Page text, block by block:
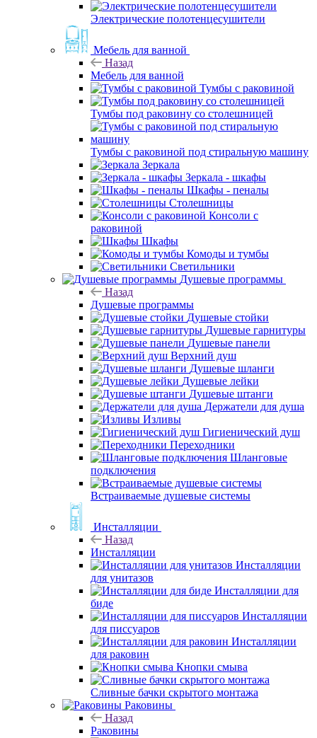
Электрические полотенцесушители
Мебель для ванной
Назад
Мебель для ванной
Тумбы с раковиной
Тумбы под раковину со столешницей
Тумбы с раковиной под стиральную машину
Зеркала
Зеркала - шкафы
Шкафы - пеналы
Столешницы
Консоли с
раковиной
Шкафы
Комоды и тумбы
Светильники
Душевые программы
Назад
Душевые программы
Душевые стойки
Душевые гарнитуры
Душевые панели
Верхний душ
Душевые шланги
Душевые лейки
Душевые штанги
Держатели для душа
Изливы
Гигиенический душ
Переходники
Шланговые
подключения
Встраиваемые душевые системы
Инсталляции
Назад
Инсталляции
Инсталляции
для унитазов
Инсталляции для
биде
Инсталляции
для писсуаров
Инсталляции
для раковин
Кнопки смыва
Сливные бачки скрытого монтажа
Раковины
Назад
Раковины